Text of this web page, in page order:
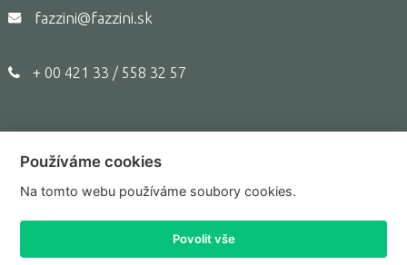
fazzini@fazzini.sk
+ 00 421 33 / 558 32 57
Copyright © 2017,Fazzini.sk
Prepnúť do klasického zobrazenia
Tvorba webu Shopea.cz
Používáme cookies
Na tomto webu používáme soubory cookies.
Povolit vše